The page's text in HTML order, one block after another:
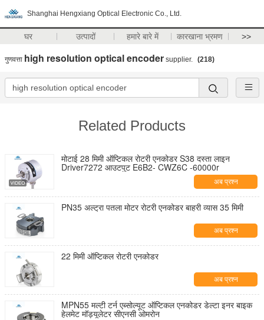
Shanghai Hengxiang Optical Electronic Co., Ltd.
घर उत्पादों हमारे बारे में कारखाना भ्रमण >>
गुणवत्ता high resolution optical encoder supplier. (218)
Related Products
मोटाई 28 मिमी ऑप्टिकल रोटरी एनकोडर S38 दस्ता लाइन
Driver7272 आउटपुट E6B2- CWZ6C -60000r
अब प्रश्न
PN35 अल्ट्रा पतला मोटर रोटरी एनकोडर बाहरी व्यास 35 मिमी
अब प्रश्न
22 मिमी ऑप्टिकल रोटरी एनकोडर
अब प्रश्न
MPN55 मल्टी टर्न एब्सोल्यूट ऑप्टिकल एनकोडर डेल्टा इनर बाइक
हेलमेट मॉड्यूलेटर सीएनसी ओमरोन